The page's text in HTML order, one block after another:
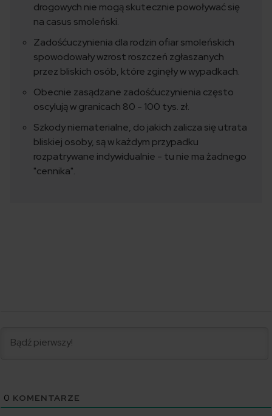
drogowych nie mogą skutecznie powoływać się
na casus smoleński.
Zadośćuczynienia dla rodzin ofiar smoleńskich
spowodowały wzrost roszczeń zgłaszanych
przez bliskich osób, które zginęły w wypadkach.
Obecnie zasądzane zadośćuczynienia często
oscylują w granicach 80 - 100 tys. zł.
Szkody niematerialne, do jakich zalicza się utrata
bliskiej osoby, są w każdym przypadku
rozpatrywane indywidualnie - tu nie ma żadnego
"cennika".
0 KOMENTARZE